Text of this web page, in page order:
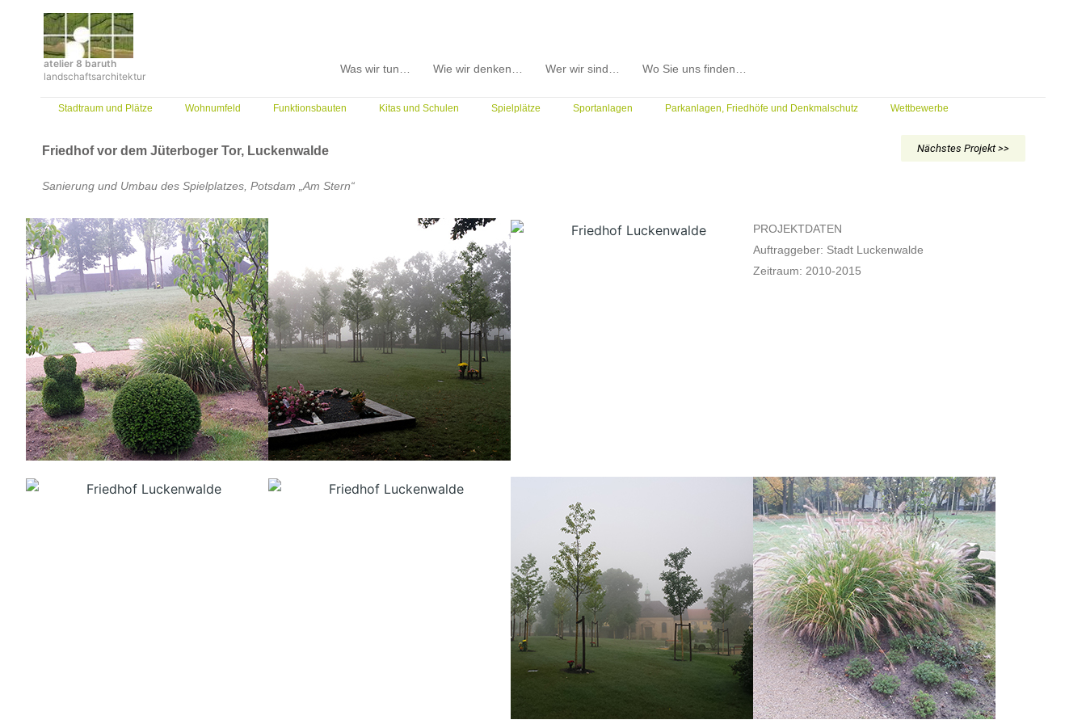
springen
atelier 8 baruth
landschaftsarchitektur
Was wir tun… Wie wir denken… Wer wir sind… Wo Sie uns finden…
Stadtraum und Plätze Wohnumfeld Funktionsbauten Kitas und Schulen Spielplätze Sportanlagen Parkanlagen, Friedhöfe und Denkmalschutz Wettbewerbe
Friedhof vor dem Jüterboger Tor, Luckenwalde
Sanierung und Umbau des Spielplatzes, Potsdam „Am Stern“
Nächstes Projekt >>
PROJEKTDATEN
Auftraggeber: Stadt Luckenwalde
Zeitraum: 2010-2015